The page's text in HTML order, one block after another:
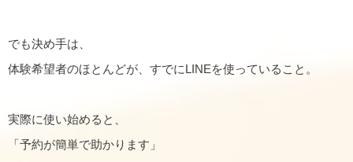
でも決め手は、
体験希望者のほとんどが、すでにLINEを使っていること。
実際に使い始めると、
「予約が簡単で助かります」